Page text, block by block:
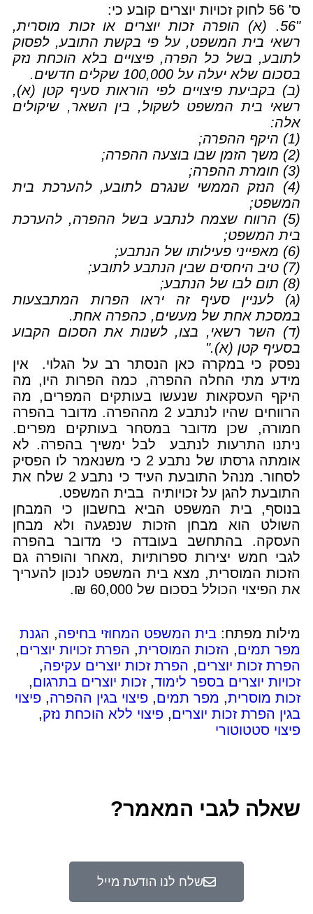
ס' 56 לחוק זכויות יוצרים קובע כי:
"56. (א) הופרה זכות יוצרים או זכות מוסרית,
רשאי בית המשפט, על פי בקשת התובע, לפסוק
לתובע, בשל כל הפרה, פיצויים בלא הוכחת נזק
בסכום שלא יעלה על 100,000 שקלים חדשים.
(ב) בקביעת פיצויים לפי הוראות סעיף קטן (א),
רשאי בית המשפט לשקול, בין השאר, שיקולים
אלה:
(1) היקף ההפרה;
(2) משך הזמן שבו בוצעה ההפרה;
(3) חומרת ההפרה;
(4) הנזק הממשי שנגרם לתובע, להערכת בית
המשפט;
(5) הרווח שצמח לנתבע בשל ההפרה, להערכת
בית המשפט;
(6) מאפייני פעילותו של הנתבע;
(7) טיב היחסים שבין הנתבע לתובע;
(8) תום לבו של הנתבע;
(ג) לעניין סעיף זה יראו הפרות המתבצעות
במסכת אחת של מעשים, כהפרה אחת.
(ד) השר רשאי, בצו, לשנות את הסכום הקבוע
בסעיף קטן (א)."
נפסק כי במקרה כאן הנסתר רב על הגלוי. אין
מידע מתי החלה ההפרה, כמה הפרות היו, מה
היקף העסקאות שנעשו בעותקים המפרים, מה
הרווחים שהיו לנתבע 2 מההפרה. מדובר בהפרה
חמורה, שכן מדובר במסחר בעותקים מפרים.
ניתנו התרעות לנתבע לבל ימשיך בהפרה. לא
אומתה גרסתו של נתבע 2 כי משנאמר לו הפסיק
לסחור. מנהל התובעת העיד כי נתבע 2 שלח את
התובעת להגן על זכויותיה בבית המשפט.
בנוסף, בית המשפט הביא בחשבון כי המבחן
השולט הוא מבחן הזכות שנפגעה ולא מבחן
העסקה. בהתחשב בעובדה כי מדובר בהפרה
לגבי חמש יצירות ספרותיות ,מאחר והופרה גם
הזכות המוסרית, מצא בית המשפט לנכון להעריך
את הפיצוי הכולל בסכום של 60,000 ₪.
מילות מפתח: בית המשפט המחוזי בחיפה, הגנת
מפר תמים, הזכות המוסרית, הפרת זכויות יוצרים,
הפרת זכות יוצרים, הפרת זכות יוצרים עקיפה,
זכויות יוצרים בספר לימוד,זכות יוצרים בתרגום,
זכות מוסרית, מפר תמים, פיצוי בגין ההפרה, פיצוי
בגין הפרת זכות יוצרים, פיצוי ללא הוכחת נזק,
פיצוי סטטוטורי
שאלה לגבי המאמר?
שלח לנו הודעת מייל